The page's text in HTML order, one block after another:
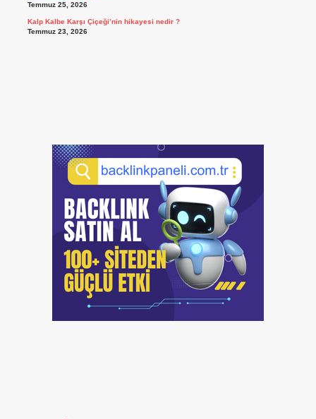
Temmuz 25, 2026
Kalp Kalbe Karşı Çiçeği’nin hikayesi nedir ?
Temmuz 23, 2026